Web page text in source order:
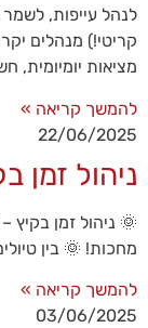
קריטי!) מנהלים
מציאות יומיומית,
להמשך קריאה »
22/06/2025
ניהול זמן
🌞 ניהול זמן
מחכות! 🌞 בין
להמשך קריאה »
03/06/2025
לקובצי
Cookie
אלו, חלק
מהפונקציות
עשויות
להיעלם.
על ידי
שיתוף
העניין
וההתנהגות